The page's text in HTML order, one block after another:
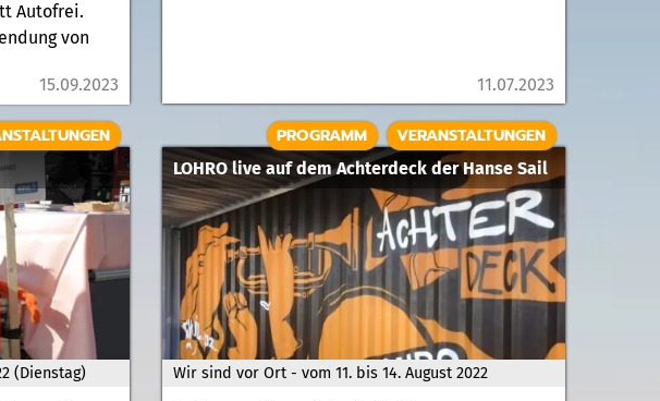
Autofrei.
von
15.09.2023
11.07.2023
(Dienstag) Wir sind vor Ort - vom 11. bis 14. August 2022
LOHRO live auf dem Achterdeck der Hanse Sail
PROGRAMM VERANSTALTUNGEN